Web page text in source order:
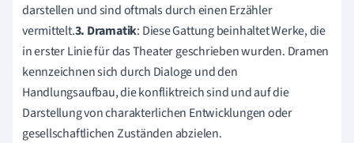
darstellen und sind oftmals durch einen Erzähler
vermittelt.3. Dramatik: Diese Gattung beinhaltet Werke, die
in erster Linie für das Theater geschrieben wurden. Dramen
kennzeichnen sich durch Dialoge und den
Handlungsaufbau, die konfliktreich sind und auf die
Darstellung von charakterlichen Entwicklungen oder
gesellschaftlichen Zuständen abzielen.